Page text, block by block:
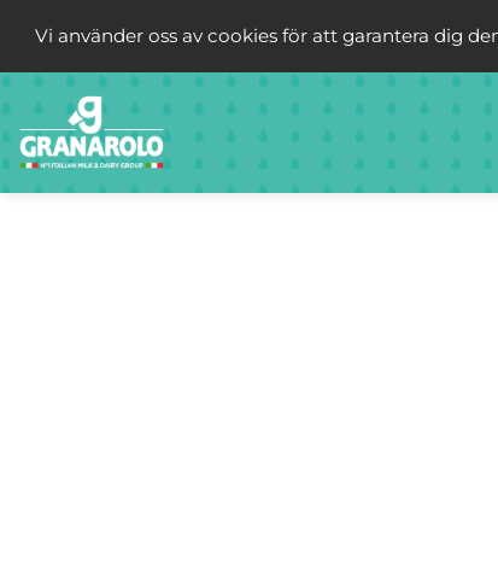
Vi använder oss av cookies för att garantera dig